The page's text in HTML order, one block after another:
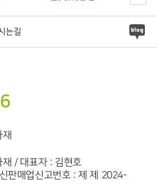
는길
/ 대표자 : 김현호
판매업신고번호 : 제 제 2024-